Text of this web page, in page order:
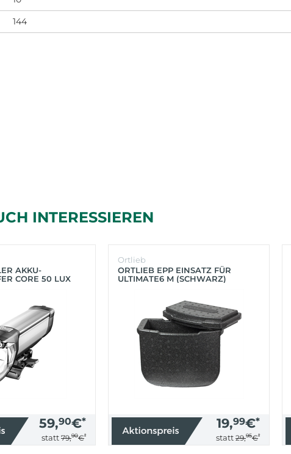
144
INTERESSIEREN
AKKU-
CORE 50 LUX
59,90€*
statt 79,90€*
Ortlieb
ORTLIEB EPP EINSATZ FÜR
ULTIMATE6 M (SCHWARZ)
19,99€*
statt 29,95€*